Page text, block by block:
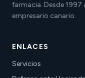
farmacia. Desde
empresario canario.
ENLACES
Servicios